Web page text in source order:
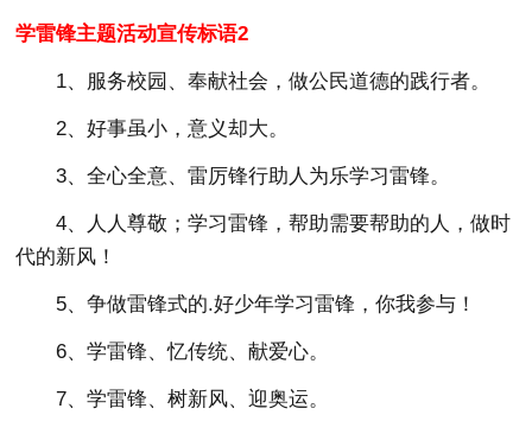
学雷锋主题活动宣传标语2
1、服务校园、奉献社会，做公民道德的践行者。
2、好事虽小，意义却大。
3、全心全意、雷厉锋行助人为乐学习雷锋。
4、人人尊敬；学习雷锋，帮助需要帮助的人，做时
代的新风！
5、争做雷锋式的.好少年学习雷锋，你我参与！
6、学雷锋、忆传统、献爱心。
7、学雷锋、树新风、迎奥运。